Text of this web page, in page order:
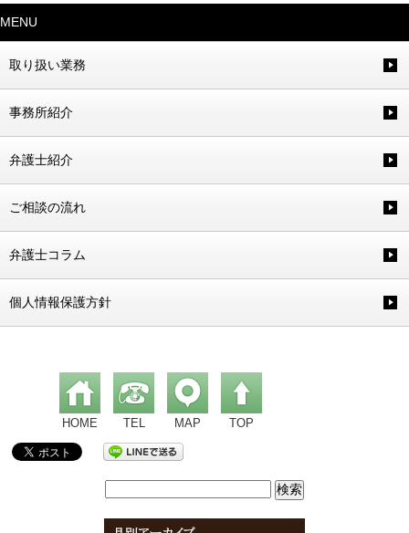
MENU
取り扱い業務
事務所紹介
弁護士紹介
ご相談の流れ
弁護士コラム
個人情報保護方針
HOME TEL MAP TOP